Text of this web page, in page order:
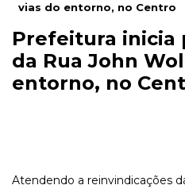
vias do entorno, no Centro
Prefeitura inicia
da Rua John
entorno, no
Atendendo a reinvindicações